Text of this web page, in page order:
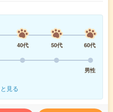
40代 50代
60代
男性
見る